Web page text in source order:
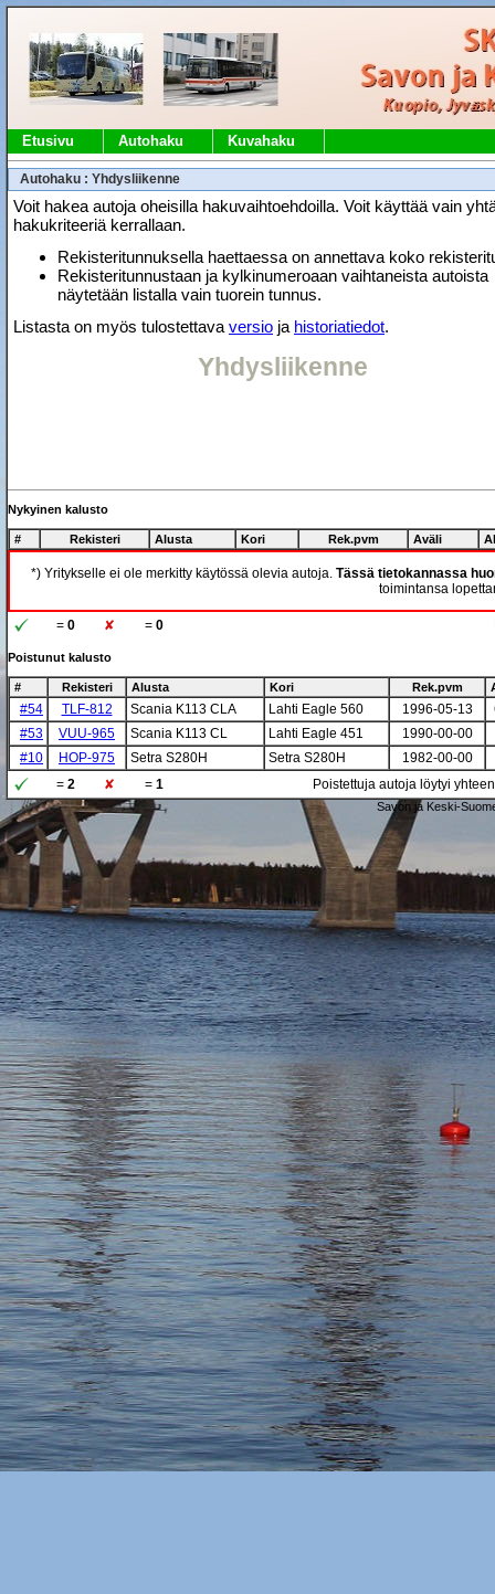
Etusivu Autohaku Kuvahaku
Autohaku : Yhdysliikenne
Voit hakea autoja oheisilla hakuvaihtoehdoilla. Voit käyttää vain
hakukriteeriä kerrallaan.
Rekisteritunnuksella haettaessa on annettava koko
Rekisteritunnustaan ja kylkinumeroaan vaihtaneista autoista
näytetään listalla vain tuorein tunnus.
Listasta on myös tulostettava versio ja historiatiedot.
Yhdysliikenne
Nykyinen kalusto
# Rekisteri Alusta Kori Rek.pvm Aväli
*) Yritykselle ei ole merkitty käytössä olevia autoja. Tässä tietokannassa
toimintansa
= 0 = 0
Poistunut kalusto
# Rekisteri Alusta Kori Rek.pvm
#54 TLF-812 Scania K113 CLA Lahti Eagle 560 1996-05-13
#53
VUU-965 Scania K113 CL Lahti Eagle 451
1990-00-00
#10
HOP-975 Setra S280H Setra S280H
1982-00-00
= 2 = 1 Poistettuja autoja löytyi
Savon ja Keski-